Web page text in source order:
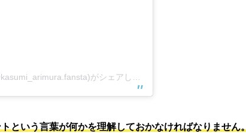
という言葉が何かを理解しておかなければなりません。